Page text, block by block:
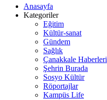
Anasayfa
Kategoriler
Eğitim
Kültür-sanat
Gündem
Sağlık
Çanakkale Haberleri
Şehrin Burada
Sosyo Kültür
Röportajlar
Kampüs Life